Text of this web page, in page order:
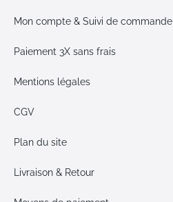
Mon compte & Suivi de commande
Paiement 3X sans frais
Mentions légales
CGV
Plan du site
Livraison & Retour